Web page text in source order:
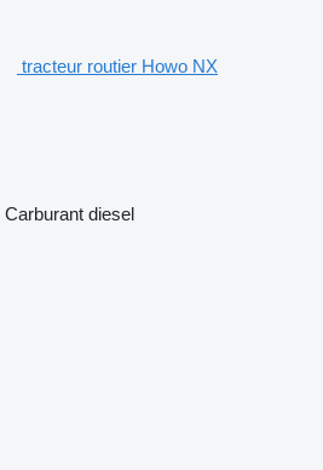
tracteur routier Howo NX
Carburant diesel